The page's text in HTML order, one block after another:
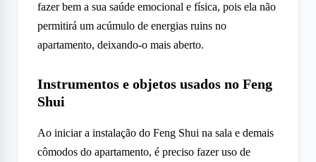
fazer bem a sua saúde emocional e física, pois ela não
permitirá um acúmulo de energias ruins no
apartamento, deixando-o mais aberto.
Instrumentos e objetos usados no Feng
Shui
Ao iniciar a instalação do Feng Shui na sala e demais
cômodos do apartamento, é preciso fazer uso de